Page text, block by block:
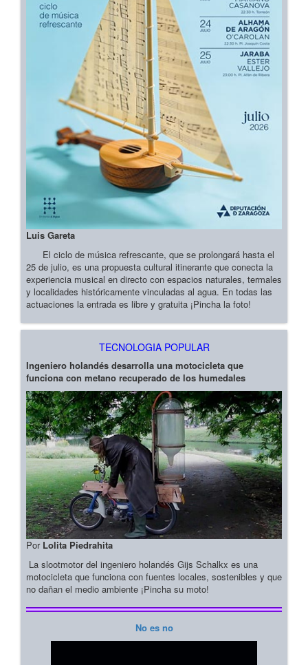
Luis Gareta
El ciclo de música refrescante, que se prolongará hasta el
25 de julio, es una propuesta cultural itinerante que conecta la
experiencia musical en directo con espacios naturales, termales
y localidades históricamente vinculadas al agua. En todas las
actuaciones la entrada es libre y gratuita ¡Pincha la foto!
TECNOLOGIA POPULAR
Ingeniero holandés desarrolla una motocicleta que
funciona con metano recuperado de los humedales
Por Lolita Piedrahita
La slootmotor del ingeniero holandés Gijs Schalkx es una
motocicleta que funciona con fuentes locales, sostenibles y que
no dañan el medio ambiente ¡Pincha su moto!
No es no